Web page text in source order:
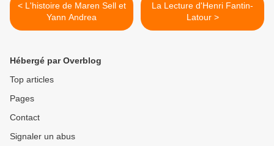
< L'histoire de Maren Sell et
Yann Andrea
La Lecture d'Henri Fantin-
Latour >
Hébergé par Overblog
Top articles
Pages
Contact
Signaler un abus